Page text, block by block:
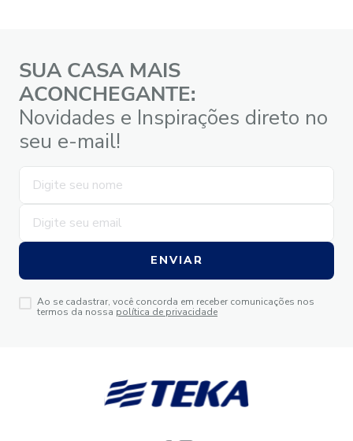
SUA CASA MAIS
ACONCHEGANTE:
Novidades e Inspirações direto no
seu e-mail!
ENVIAR
Ao se cadastrar, você concorda em receber comunicações nos
termos da nossa política de privacidade